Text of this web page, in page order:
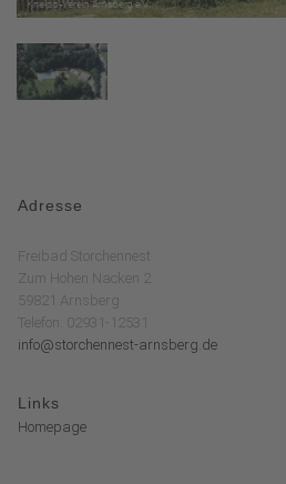
Adresse
Freibad Storchennest
Zum Hohen Nacken 2
59821 Arnsberg
Telefon: 02931-12531
info@storchennest-arnsberg.de
Links
Homepage